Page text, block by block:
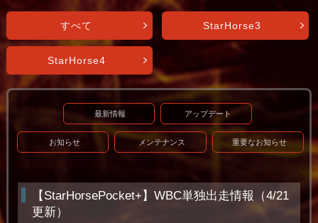
すべて StarHorse3
StarHorse4
最新情報 アップデート
お知らせ メンテナンス 重要なお知らせ
【StarHorsePocket+】WBC単独出走情報（4/21
更新）